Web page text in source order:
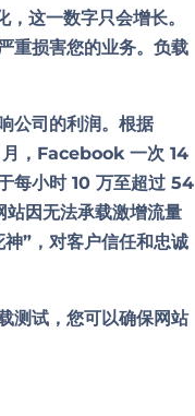
这一数字只会增长。
重损害您的业务。负载
公司的利润。根据
，Facebook 一次 14
每小时 10 万至超过 54
因无法承载激增流量
”，对客户信任和忠诚
测试，您可以确保网站